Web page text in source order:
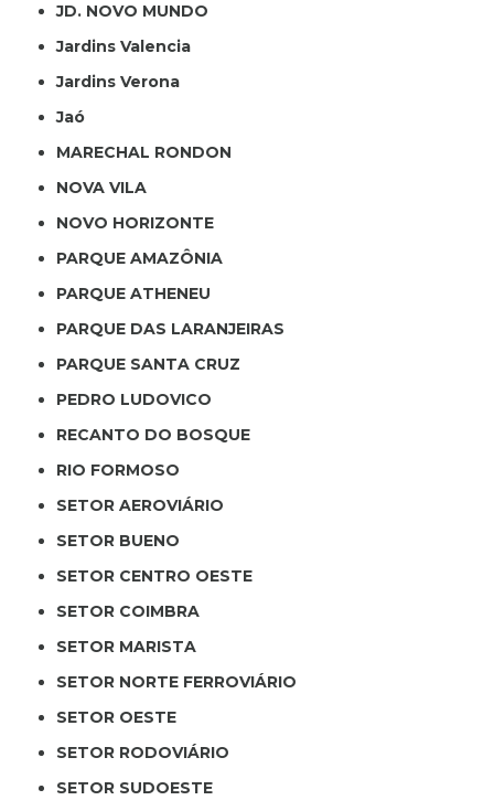
JD. NOVO MUNDO
Jardins Valencia
Jardins Verona
Jaó
MARECHAL RONDON
NOVA VILA
NOVO HORIZONTE
PARQUE AMAZÔNIA
PARQUE ATHENEU
PARQUE DAS LARANJEIRAS
PARQUE SANTA CRUZ
PEDRO LUDOVICO
RECANTO DO BOSQUE
RIO FORMOSO
SETOR AEROVIÁRIO
SETOR BUENO
SETOR CENTRO OESTE
SETOR COIMBRA
SETOR MARISTA
SETOR NORTE FERROVIÁRIO
SETOR OESTE
SETOR RODOVIÁRIO
SETOR SUDOESTE